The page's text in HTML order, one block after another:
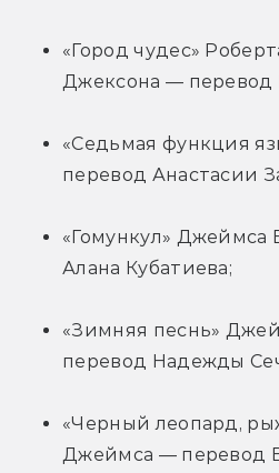
«Город чудес»
Джексона — перевод
«Седьмая функция
перевод Анастасии
«Гомункул» Джеймса
Алана Кубатиева;
«Зимняя песнь»
перевод Надежды
«Черный леопард,
Джеймса — перевод